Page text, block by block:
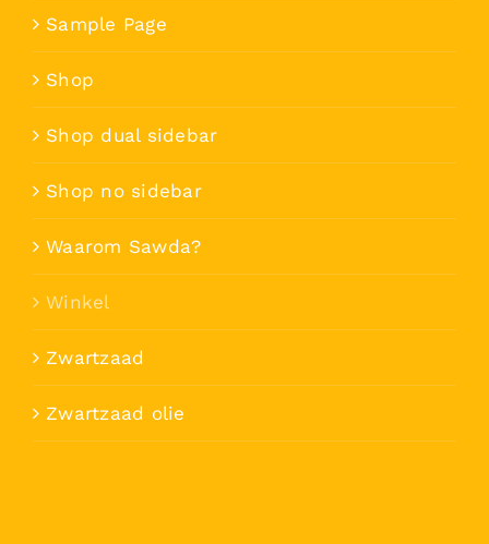
Sample Page
Shop
Shop dual sidebar
Shop no sidebar
Waarom Sawda?
Winkel
Zwartzaad
Zwartzaad olie